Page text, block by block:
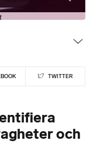
TWITTER
och